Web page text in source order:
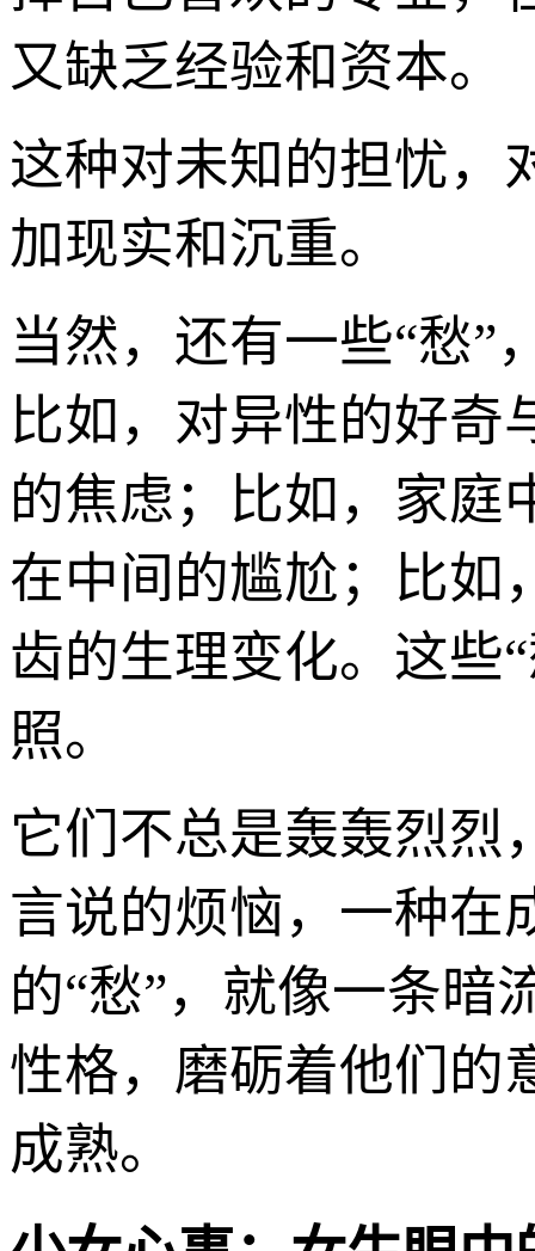
又缺乏经验和资本。
这种对未知的担忧，
加现实和沉重。
当然，还有一些“愁”
比如，对异性的好奇
的焦虑；比如，家庭
在中间的尴尬；比如
齿的生理变化。这些
照。
它们不总是轰轰烈烈
言说的烦恼，一种在
的“愁”，就像一条暗
性格，磨砺着他们的
成熟。